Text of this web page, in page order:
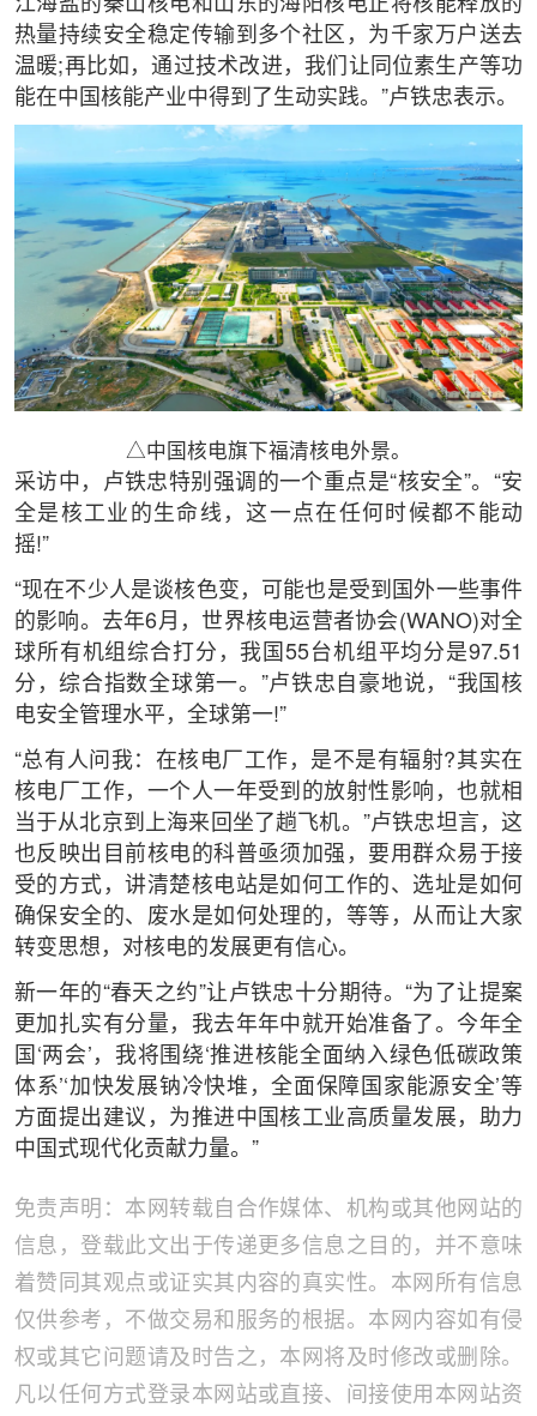
江海盐的秦山核电和山东的海阳核电正将核能释放的
热量持续安全稳定传输到多个社区，为千家万户送去
温暖;再比如，通过技术改进，我们让同位素生产等功
能在中国核能产业中得到了生动实践。”卢铁忠表示。
△中国核电旗下福清核电外景。
采访中，卢铁忠特别强调的一个重点是“核安全”。“安
全是核工业的生命线，这一点在任何时候都不能动
摇!”
“现在不少人是谈核色变，可能也是受到国外一些事件
的影响。去年6月，世界核电运营者协会(WANO)对全
球所有机组综合打分，我国55台机组平均分是97.51
分，综合指数全球第一。”卢铁忠自豪地说，“我国核
电安全管理水平，全球第一!”
“总有人问我：在核电厂工作，是不是有辐射?其实在
核电厂工作，一个人一年受到的放射性影响，也就相
当于从北京到上海来回坐了趟飞机。”卢铁忠坦言，这
也反映出目前核电的科普亟须加强，要用群众易于接
受的方式，讲清楚核电站是如何工作的、选址是如何
确保安全的、废水是如何处理的，等等，从而让大家
转变思想，对核电的发展更有信心。
新一年的“春天之约”让卢铁忠十分期待。“为了让提案
更加扎实有分量，我去年年中就开始准备了。今年全
国‘两会’，我将围绕‘推进核能全面纳入绿色低碳政策
体系’‘加快发展钠冷快堆，全面保障国家能源安全’等
方面提出建议，为推进中国核工业高质量发展，助力
中国式现代化贡献力量。”
免责声明：本网转载自合作媒体、机构或其他网站的
信息，登载此文出于传递更多信息之目的，并不意味
着赞同其观点或证实其内容的真实性。本网所有信息
仅供参考，不做交易和服务的根据。本网内容如有侵
权或其它问题请及时告之，本网将及时修改或删除。
凡以任何方式登录本网站或直接、间接使用本网站资